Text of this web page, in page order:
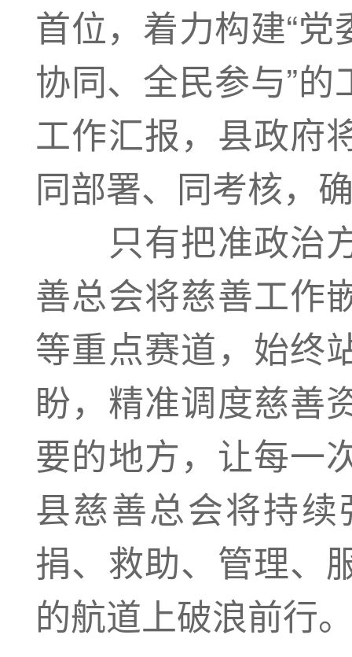
首位，着力构建“
协同、全民参与”
工作汇报，县政府
同部署、同考核，
只有把准政治方
善总会将慈善工作
等重点赛道，始终
盼，精准调度慈善
要的地方，让每一
县慈善总会将持
捐、救助、管理、
的航道上破浪前行